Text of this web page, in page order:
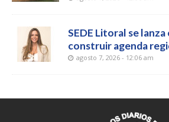
SEDE Litoral se
construir agenda
agosto 7, 2026 - 12:06 am